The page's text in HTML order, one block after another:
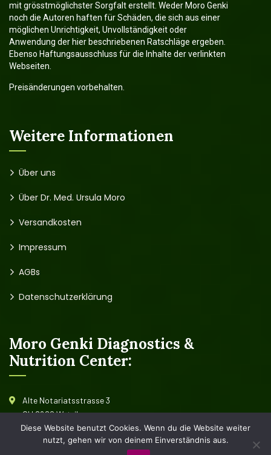
mit grösstmöglichster Sorgfalt erstellt. Weder Moro Genki
noch die Autoren haften für Schäden, die sich aus einer
möglichen Unrichtigkeit, Unvollständigkeit oder
Anwendung der hier beschriebenen Ratschläge ergeben.
Ebenso Haftungsausschluss für die Inhalte der verlinkten
Webseiten.
Preisänderungen vorbehalten.
Weitere Informationen
Über uns
Über Dr. Med. Ursula Moro
Versandkosten
Impressum
AGBs
Datenschutzerklärung
Moro Genki Diagnostics &
Nutrition Center:
Alte Notariatsstrasse 3
CH 8620 Wetzikon
Schweiz
+41 (0)44 932 33 91
Diese Website benutzt Cookies. Wenn du die Website weiter
nutzt, gehen wir von deinem Einverständnis aus.